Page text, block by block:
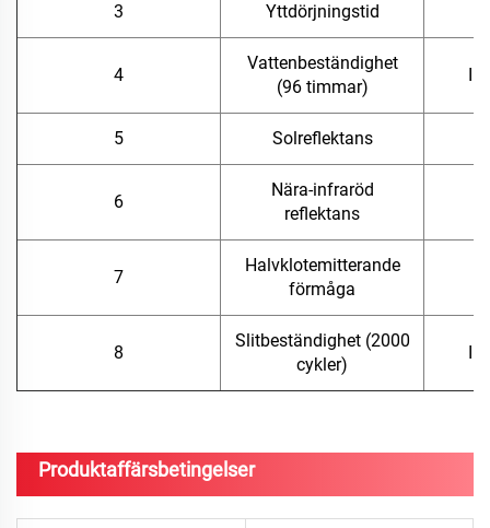
3 Yttdörjningstid
4
Vattenbeständighet
(96 timmar)
5 Solreflektans
6
Nära-infraröd
reflektans
7
Halvklotemitterande
förmåga
8
Slitbeständighet (2000
cykler)
Produktaffärsbetingelser